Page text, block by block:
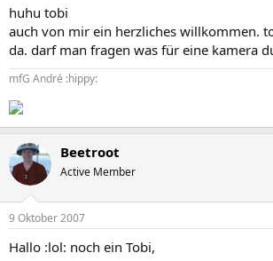
huhu tobi
auch von mir ein herzliches willkommen.
da. darf man fragen was für eine kamera
mfG André :hippy:
Beetroot
Active Member
9 Oktober 2007
Hallo :lol: noch ein Tobi,